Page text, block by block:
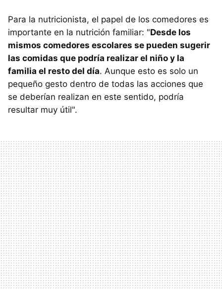
Para la nutricionista, el papel de los comedores es
importante en la nutrición familiar: "Desde los
mismos comedores escolares se pueden sugerir
las comidas que podría realizar el niño y la
familia el resto del día. Aunque esto es solo un
pequeño gesto dentro de todas las acciones que
se deberían realizan en este sentido, podría
resultar muy útil".